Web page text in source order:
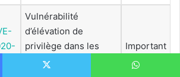
Vulnérabilité
d’élévation de
privilège dans les
services de stockage
Important